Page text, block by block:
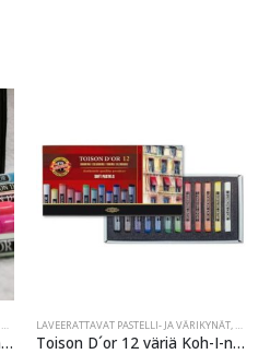
OIL & SOFT PASTEL,OIL & SOFT PASTEL,PASTELLI- JA
Toison D´or irtoväriä Koh-I-noor
LAVEERATTAVAT PASTELLI- JA VÄRIKYNÄT, OIL &
Toison D´or 12 väriä Koh-I-noor